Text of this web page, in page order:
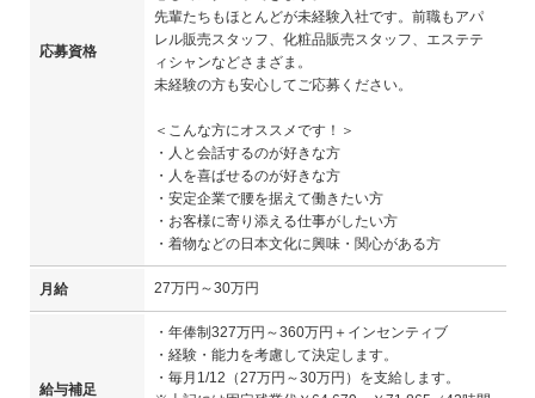
応募資格
先輩たちもほとんどが未経験入社です。前職もアパ
レル販売スタッフ、化粧品販売スタッフ、エステテ
ィシャンなどさまざま。
未経験の方も安心してご応募ください。
＜こんな方にオススメです！＞
・人と会話するのが好きな方
・人を喜ばせるのが好きな方
・安定企業で腰を据えて働きたい方
・お客様に寄り添える仕事がしたい方
・着物などの日本文化に興味・関心がある方
月給 27万円～30万円
給与補足
・年俸制327万円～360万円＋インセンティブ
・経験・能力を考慮して決定します。
・毎月1/12（27万円～30万円）を支給します。